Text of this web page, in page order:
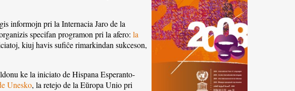
informojn pri la Internacia Jaro de la
specifan programon pri la afero:la
kiuj havis sufiĉe rimarkindan sukceson,
ke la iniciato de Hispana Esperanto-
Unesko, la retejo de la Eŭropa Unio pri